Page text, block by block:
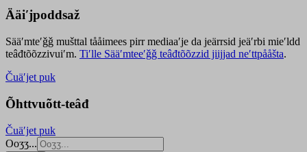
Ääiʹjpoddsaž
Sääʹmteʹǧǧ mušttal tååimees pirr mediaaʹje da jeärrsid jeäʹrbi mieʹldd
teâđtõõzzivuiʹm. Tiʹlle Sääʹmteeʹǧǧ teâđtõõzzid jiijjad neʹttpååšta.
Čuäʹjet puk
Õhttvuõtt-teâđ
Čuäʹjet puk
Ooʒʒ...